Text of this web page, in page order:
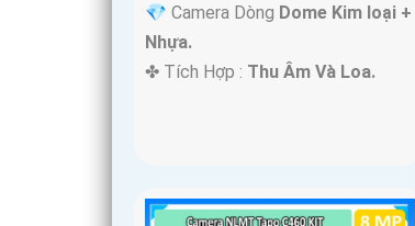
💎 Camera Dòng Dome Kim loại +
Nhựa.
️✤ Tích Hợp : Thu Âm Và Loa.